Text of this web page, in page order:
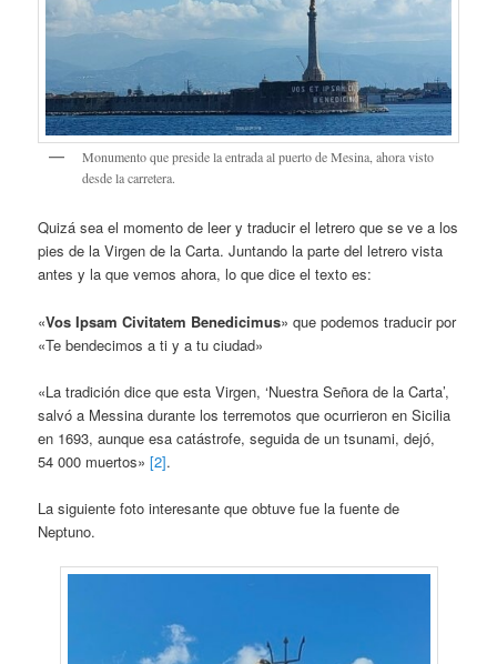
Monumento que preside la entrada al puerto de Mesina, ahora visto
desde la carretera.
Quizá sea el momento de leer y traducir el letrero que se ve a los
pies de la Virgen de la Carta. Juntando la parte del letrero vista
antes y la que vemos ahora, lo que dice el texto es:
«Vos Ipsam Civitatem Benedicimus» que podemos traducir por
«Te bendecimos a ti y a tu ciudad»
«La tradición dice que esta Virgen, ‘Nuestra Señora de la Carta’,
salvó a Messina durante los terremotos que ocurrieron en Sicilia
en 1693, aunque esa catástrofe, seguida de un tsunami, dejó,
54 000 muertos»[2].
La siguiente foto interesante que obtuve fue la fuente de
Neptuno.